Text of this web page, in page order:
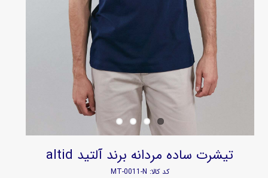
تیشرت ساده مردانه برند آلتید altid
کد کالا: MT-0011-N